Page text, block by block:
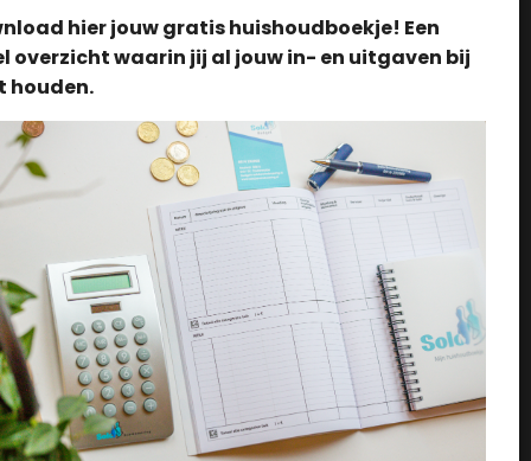
Over Solo Bewindvoering
Aanvraag
hier jouw gratis huishoudboekje! Een
overzicht waarin jij al jouw in- en uitgaven bij
houden.